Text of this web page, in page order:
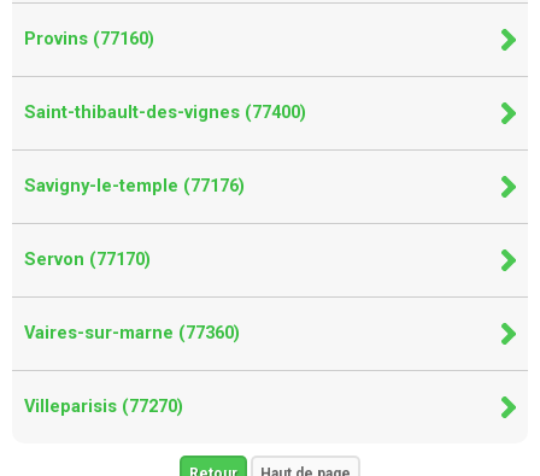
Provins (77160)
Saint-thibault-des-vignes (77400)
Savigny-le-temple (77176)
Servon (77170)
Vaires-sur-marne (77360)
Villeparisis (77270)